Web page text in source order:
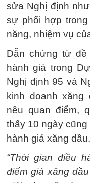
sửa Nghị định
sự phối hợp
năng, nhiệm vụ
Dẫn chứng từ đề
hành giá trong
Nghị định 95 và
kinh doanh xăng
nêu quan điểm,
thấy 10 ngày
hành giá xăng dầu.
“Thời gian điều
điểm giá xăng